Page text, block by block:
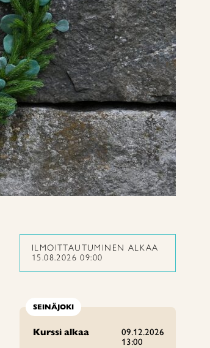
ILMOITTAUTUMINEN ALKAA
15.08.2026 09:00
SEINÄJOKI
Kurssi alkaa
09.12.2026
13:00